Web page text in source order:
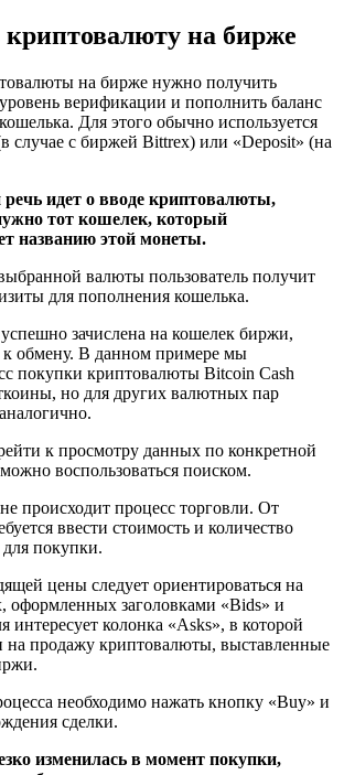
на бирже
на бирже нужно получить
верификации и пополнить баланс
Для этого обычно используется
случае с биржей Bittrex) или «Deposit» (на
идет о вводе криптовалюты,
тот кошелек, который
названию этой монеты.
валюты пользователь получит
для пополнения кошелька.
зачислена на кошелек биржи,
к обмену. В данном примере мы
покупки криптовалюты Bitcoin Cash
но для других валютных пар
к просмотру данных по конкретной
воспользоваться поиском.
происходит процесс торговли. От
ввести стоимость и количество
покупки.
цены следует ориентироваться на
оформленных заголовками «Bids» и
интересует колонка «Asks», в которой
на продажу криптовалюты, выставленные
необходимо нажать кнопку «Buy» и
сделки.
изменилась в момент покупки,